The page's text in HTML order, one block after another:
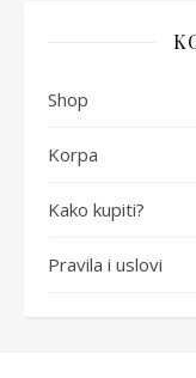
Shop
Korpa
Kako kupiti?
Pravila i uslovi